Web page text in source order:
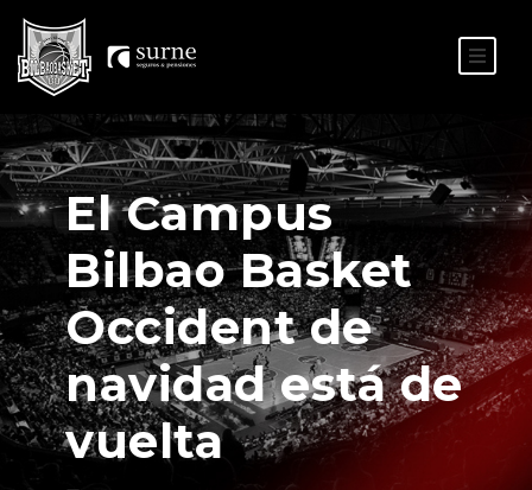
El Campus
Bilbao Basket
Occident de
navidad está de
vuelta